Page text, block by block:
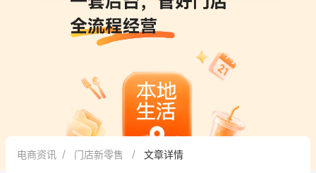
增长方法
有赞专家说
新零售最佳实践
面对面聊增长
电商资讯 门店新零售 文章详情